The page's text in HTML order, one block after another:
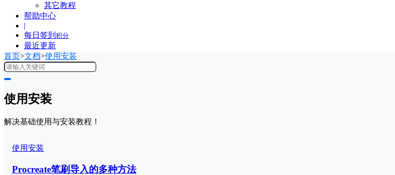
其它教程
帮助中心
|
每日签到 积分
最近更新
首页>文档>使用安装
使用安装
解决基础使用与安装教程！
使用安装
Procreate笔刷导入的多种方法